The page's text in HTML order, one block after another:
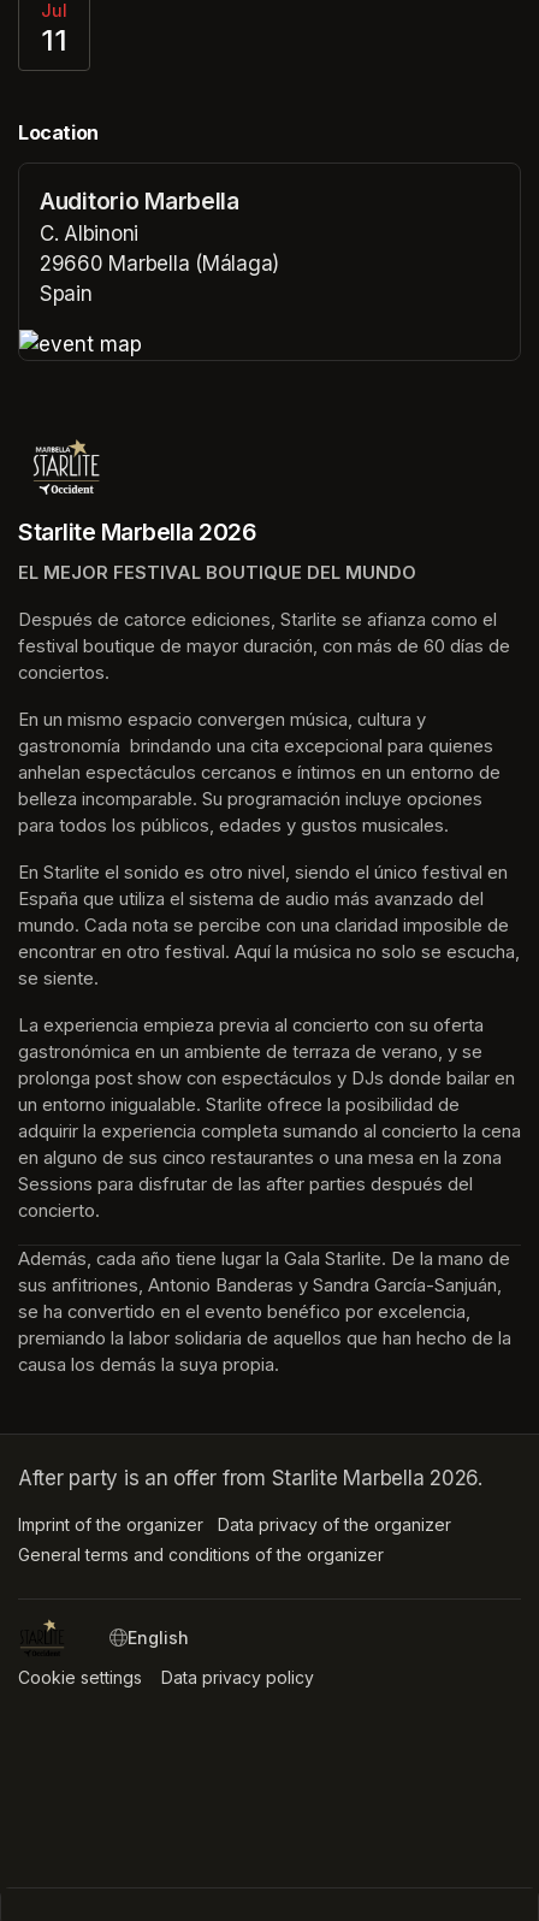
Jul
11
Location
Auditorio Marbella
C. Albinoni
29660 Marbella (Málaga)
Spain
Starlite Marbella 2026
EL MEJOR FESTIVAL BOUTIQUE DEL MUNDO
Después de catorce ediciones, Starlite se afianza como el
festival boutique de mayor duración, con más de 60 días de
conciertos.
En un mismo espacio convergen música, cultura y
gastronomía  brindando una cita excepcional para quienes
anhelan espectáculos cercanos e íntimos en un entorno de
belleza incomparable. Su programación incluye opciones
para todos los públicos, edades y gustos musicales.
En Starlite el sonido es otro nivel, siendo el único festival en
España que utiliza el sistema de audio más avanzado del
mundo. Cada nota se percibe con una claridad imposible de
encontrar en otro festival. Aquí la música no solo se escucha,
se siente.
La experiencia empieza previa al concierto con su oferta
gastronómica en un ambiente de terraza de verano, y se
prolonga post show con espectáculos y DJs donde bailar en
un entorno inigualable. Starlite ofrece la posibilidad de
adquirir la experiencia completa sumando al concierto la cena
en alguno de sus cinco restaurantes o una mesa en la zona
Sessions para disfrutar de las after parties después del
concierto.
Además, cada año tiene lugar la Gala Starlite. De la mano de
sus anfitriones, Antonio Banderas y Sandra García-Sanjuán,
se ha convertido en el evento benéfico por excelencia,
premiando la labor solidaria de aquellos que han hecho de la
causa los demás la suya propia.
After party is an offer from Starlite Marbella 2026.
Imprint of the organizer (opens in a new tab)
Data privacy of the organizer
General terms and conditions of the organizer
SWITCH LANGUAGE
Cookie settings (opens in a new tab)
Data privacy policy